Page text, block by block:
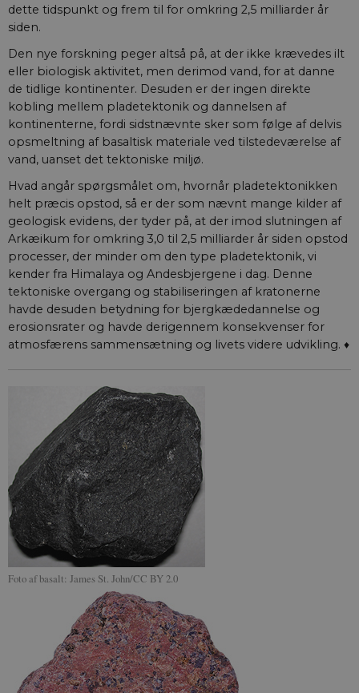
dette tidspunkt og frem til for omkring 2,5 milliarder år
siden.
Den nye forskning peger altså på, at der ikke krævedes ilt
eller biologisk aktivitet, men derimod vand, for at danne
de tidlige kontinenter. Desuden er der ingen direkte
kobling mellem pladetektonik og dannelsen af
kontinenterne, fordi sidstnævnte sker som følge af delvis
opsmeltning af basaltisk materiale ved tilstedeværelse af
vand, uanset det tektoniske miljø.
Hvad angår spørgsmålet om, hvornår pladetektonikken
helt præcis opstod, så er der som nævnt mange kilder af
geologisk evidens, der tyder på, at der imod slutningen af
Arkæikum for omkring 3,0 til 2,5 milliarder år siden opstod
processer, der minder om den type pladetektonik, vi
kender fra Himalaya og Andesbjergene i dag. Denne
tektoniske overgang og stabiliseringen af kratonerne
havde desuden betydning for bjergkædedannelse og
erosionsrater og havde derigennem konsekvenser for
atmosfærens sammensætning og livets videre udvikling. ♦
Foto af basalt: James St. John/CC BY 2.0